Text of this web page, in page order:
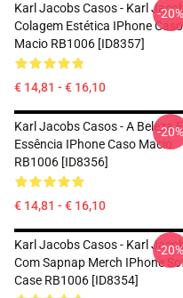
Karl Jacobs Casos - Karl
Colagem Estética IPhone Caso
Macio RB1006 [ID8357]
€ 14,81 - € 16,10
-20%
Karl Jacobs Casos - A Beleza E
Essência IPhone Caso Macio
RB1006 [ID8356]
€ 14,81 - € 16,10
-20%
Karl Jacobs Casos - Karl
Com Sapnap Merch IPhone
Case RB1006 [ID8354]
-20%